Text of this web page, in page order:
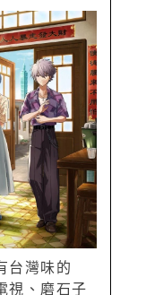
台灣味的
視、磨石子